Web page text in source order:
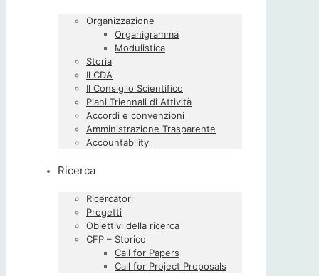
Organizzazione
Organigramma
Modulistica
Storia
Il CDA
Il Consiglio Scientifico
Piani Triennali di Attività
Accordi e convenzioni
Amministrazione Trasparente
Accountability
Ricerca
Ricercatori
Progetti
Obiettivi della ricerca
CFP – Storico
Call for Papers
Call for Project Proposals